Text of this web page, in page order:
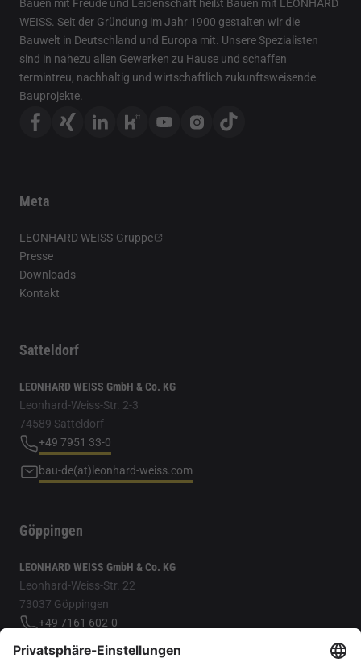
Bauen mit Freude und Leidenschaft heißt Bauen mit LEONHARD
WEISS. Seit der Gründung im Jahr 1900 gestalten wir die
Bauwelt in Deutschland und Europa mit. Unsere Spezialisten
sind in nahezu allen Gewerken zu Hause und schaffen
termintreu, nachhaltig und wirtschaftlich zukunftsweisende
Bauprojekte.
Meta
LEONHARD WEISS-Gruppe
Presse
Downloads
Kontakt
Satteldorf
LEONHARD WEISS GmbH & Co. KG
Leonhard-Weiss-Str. 2-3
74589 Satteldorf
+49 7951 33-0
bau-de(at)leonhard-weiss.com
Göppingen
LEONHARD WEISS GmbH & Co. KG
Leonhard-Weiss-Str. 22
73037 Göppingen
+49 7161 602-0
bau-de(at)leonhard-weiss.com